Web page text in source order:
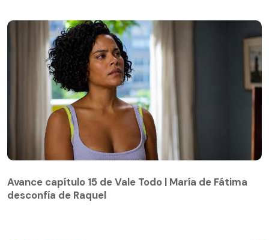
desconfía de Raquel
Avance capítulo 15 de Vale Todo | María de Fátima
desconfía de Raquel